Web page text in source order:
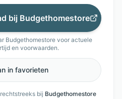
bij Budgethomestore
Budgethomestorevoor actuele
en voorwaarden.
in favorieten
bij Budgethomestore